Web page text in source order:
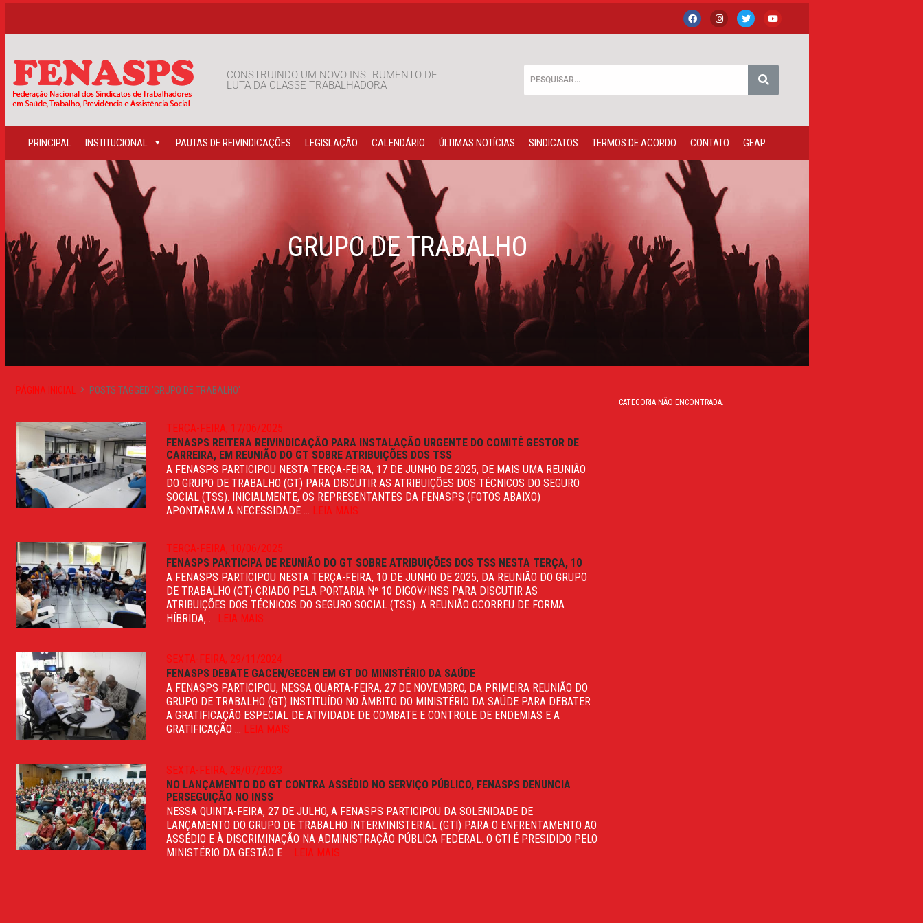
CONSTRUINDO UM NOVO INSTRUMENTO DE
LUTA DA CLASSE TRABALHADORA
PRINCIPAL INSTITUCIONAL PAUTAS DE REIVINDICAÇÕES LEGISLAÇÃO CALENDÁRIO ÚLTIMAS NOTÍCIAS SINDICATOS TERMOS DE ACORDO CONTATO GEAP
GRUPO DE TRABALHO
PÁGINA INICIAL POSTS TAGGED 'GRUPO DE TRABALHO'
TERÇA-FEIRA, 17/06/2025
FENASPS REITERA REIVINDICAÇÃO PARA INSTALAÇÃO URGENTE DO COMITÊ GESTOR DE
CARREIRA, EM REUNIÃO DO GT SOBRE ATRIBUIÇÕES DOS TSS
A FENASPS PARTICIPOU NESTA TERÇA-FEIRA, 17 DE JUNHO DE 2025, DE MAIS UMA REUNIÃO
DO GRUPO DE TRABALHO (GT) PARA DISCUTIR AS ATRIBUIÇÕES DOS TÉCNICOS DO SEGURO
SOCIAL (TSS). INICIALMENTE, OS REPRESENTANTES DA FENASPS (FOTOS ABAIXO)
APONTARAM A NECESSIDADE ... LEIA MAIS
TERÇA-FEIRA, 10/06/2025
FENASPS PARTICIPA DE REUNIÃO DO GT SOBRE ATRIBUIÇÕES DOS TSS NESTA TERÇA, 10
A FENASPS PARTICIPOU NESTA TERÇA-FEIRA, 10 DE JUNHO DE 2025, DA REUNIÃO DO GRUPO
DE TRABALHO (GT) CRIADO PELA PORTARIA Nº 10 DIGOV/INSS PARA DISCUTIR AS
ATRIBUIÇÕES DOS TÉCNICOS DO SEGURO SOCIAL (TSS). A REUNIÃO OCORREU DE FORMA
HÍBRIDA, ... LEIA MAIS
SEXTA-FEIRA, 29/11/2024
FENASPS DEBATE GACEN/GECEN EM GT DO MINISTÉRIO DA SAÚDE
A FENASPS PARTICIPOU, NESSA QUARTA-FEIRA, 27 DE NOVEMBRO, DA PRIMEIRA REUNIÃO DO
GRUPO DE TRABALHO (GT) INSTITUÍDO NO ÂMBITO DO MINISTÉRIO DA SAÚDE PARA DEBATER
A GRATIFICAÇÃO ESPECIAL DE ATIVIDADE DE COMBATE E CONTROLE DE ENDEMIAS E A
GRATIFICAÇÃO ... LEIA MAIS
SEXTA-FEIRA, 28/07/2023
NO LANÇAMENTO DO GT CONTRA ASSÉDIO NO SERVIÇO PÚBLICO, FENASPS DENUNCIA
PERSEGUIÇÃO NO INSS
NESSA QUINTA-FEIRA, 27 DE JULHO, A FENASPS PARTICIPOU DA SOLENIDADE DE
LANÇAMENTO DO GRUPO DE TRABALHO INTERMINISTERIAL (GTI) PARA O ENFRENTAMENTO AO
ASSÉDIO E À DISCRIMINAÇÃO NA ADMINISTRAÇÃO PÚBLICA FEDERAL. O GTI É PRESIDIDO PELO
MINISTÉRIO DA GESTÃO E ... LEIA MAIS
CATEGORIA NÃO ENCONTRADA.